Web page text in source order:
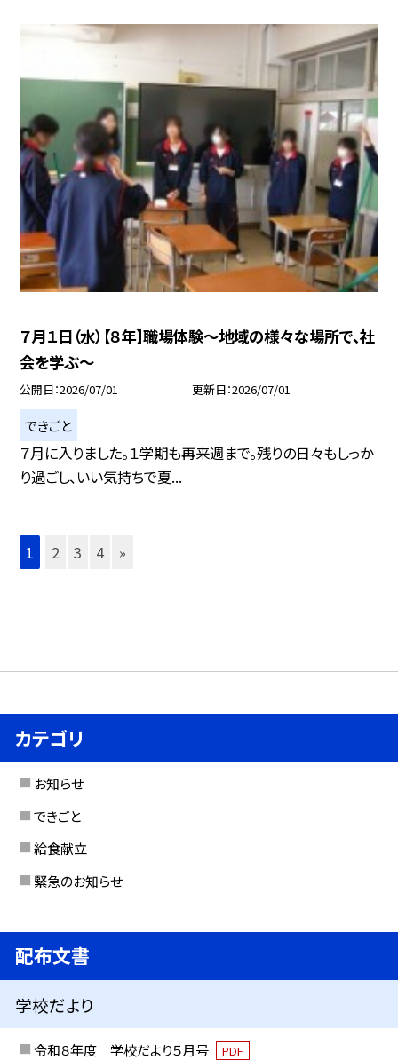
７月１日（水）【８年】職場体験〜地域の様々な場所で、社
会を学ぶ〜
公開日 2026/07/01 更新日 2026/07/01
できごと
７月に入りました。１学期も再来週まで。残りの日々もしっか
り過ごし、いい気持ちで夏...
1 2 3 4 »
カテゴリ
お知らせ
できごと
給食献立
緊急のお知らせ
配布文書
学校だより
令和８年度 学校だより５月号 PDF